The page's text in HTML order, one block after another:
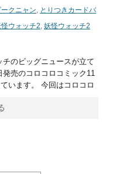
ークニャン, とりつきカードバ
ウォッチ2, 妖怪ウォッチ2
のビッグニュースが立て
売のコロコロコミック11
います。 今回はコロコロ